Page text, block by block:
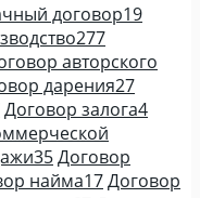
договор19
277
авторского
дарения27
Договор залога4
35Договор
найма17Договор